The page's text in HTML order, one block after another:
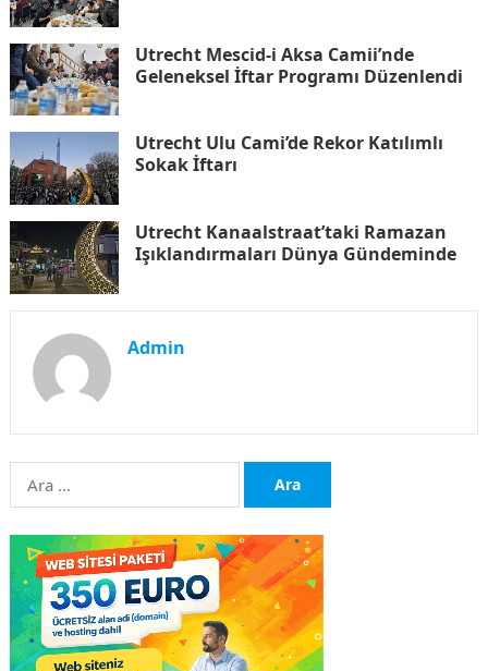
Utrecht Mescid-i Aksa Camii’nde
Geleneksel İftar Programı Düzenlendi
Utrecht Ulu Cami’de Rekor Katılımlı
Sokak İftarı
Utrecht Kanaalstraat’taki Ramazan
Işıklandırmaları Dünya Gündeminde
Admin
Arama: